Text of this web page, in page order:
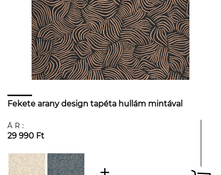
Fekete arany design tapéta hullám mintával
ÁR:
29 990 Ft